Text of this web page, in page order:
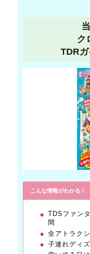
ク
TDRガ
こんな情報がわかる！
TDSファン
間
全アトラク
子連れディ